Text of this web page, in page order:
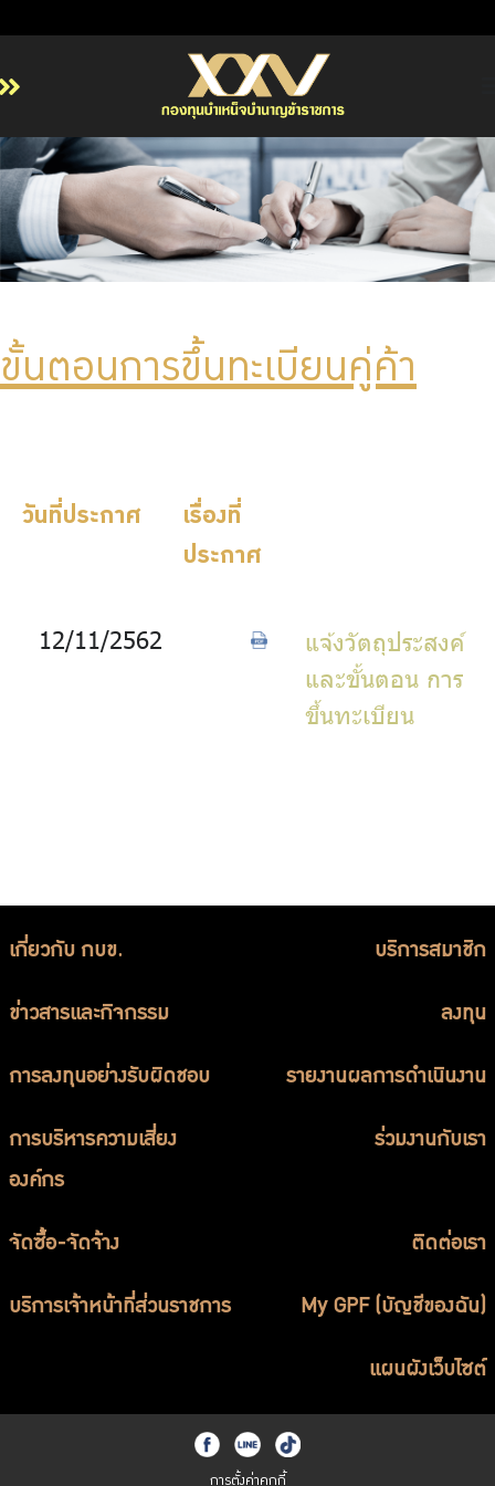
หน้าหลัก
เกี่ยวกับ กบข.
บริการสมาชิก
ลงทุน
การบริหารความเสี่ยง
รายงานผลการดำเนินงาน
บริการเจ้าหน้าที่ส่วนราชการ
ขั้นตอนการขึ้นทะเบียนคู่ค้า
วันที่ประกาศ เรื่องที่
ประกาศ
12/11/2562
แจ้งวัตถุประสงค์
และขั้นตอน การ
ขึ้นทะเบียน
เกี่ยวกับ กบข. บริการสมาชิก
ข่าวสารและกิจกรรม ลงทุน
การลงทุนอย่างรับผิดชอบ รายงานผลการดำเนินงาน
การบริหารความเสี่ยง
องค์กร
ร่วมงานกับเรา
จัดซื้อ-จัดจ้าง ติดต่อเรา
บริการเจ้าหน้าที่ส่วนราชการ My GPF (บัญชีของฉัน)
แผนผังเว็บไซต์
การตั้งค่าคุกกี้